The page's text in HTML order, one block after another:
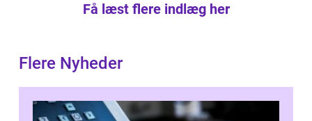
Få læst flere indlæg her
Flere Nyheder